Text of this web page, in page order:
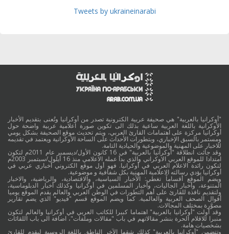
Tweets by ukraineinarabi
"أوكرانيا بالعربية" هي صحيفة عربية الكترونية تصدر من أوكرانيا وتُعنى بتقديم الأخبار
الأوكرانية باللغة العربية ساعية بذلك الى تكوين صورة اعلامية عربية واضحة حول
أوكرانيا مركزة على اهتمامات القارئ العربي، ويتم تحديث موقع الصحيفة بشكل يومي
ومستمر بالسبق الإخباري، وبتطورات الأحداث على الساحة الأوكرانية ويعتمد في تقديمه
للاخبار على المهنية والموضوعية والحيادية التامة.
وقد جائت انطلاقة "أوكرانيا بالعربية" في 16 كانون الأول/ديسمبر عام 2011م لتكون
امتدادا للموقع العربي الاوكراني والذي بدأ عمله الاعلامي منذ 16 أيلول/سبتمبر 2003م
لتكون رائدة الاعلام العربي في أوكرانيا. فهو أول موقع الكتروني أخباري عربي في
أوكرانيا يؤدي رسالته الاعلامية المهنية بكل شفافية و موضوعية.
ويضم الموقع أقساماً تغطي: الأخبار السياسية، والاقتصادية، والرياضية، والاخبار
المتنوعة، وأخبار الجاليات، وأخبار المسلمين في أوكرانيا وكذلك أخبار الدبلوماسية،
ولتقديم نافذة للقارئ على أهم التطورات في الوطن العربي والعالم يقدم الموقع يوميا
أقوال الصحف العربية والعالمية. كما ويضم الموقع قسم "فيديو" الذي يضم تقارير
مصوَّرة بمختلف المجالات.
وقد أولت "أوكرانيا بالعربية" اهتماما كبيرا للكاتب العربي في أوكرانيا والعالم لتكون
منبرا للاقلام الحرة بنشر مقالاتهم في باب "مقالات وملفات"، اضافة الى باب اللقائات
بشخصيات هامة.
وتتضمن "أوكرانيا بالعربية" كذلك شقها الآخر الناطق باللغة الروسية ليقدم للقارئ